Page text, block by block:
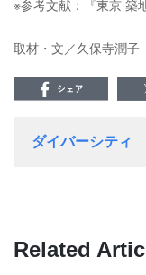
※参考文献：『東京 築
取材・文／久保寺潤子
ダイバーシティ
Related